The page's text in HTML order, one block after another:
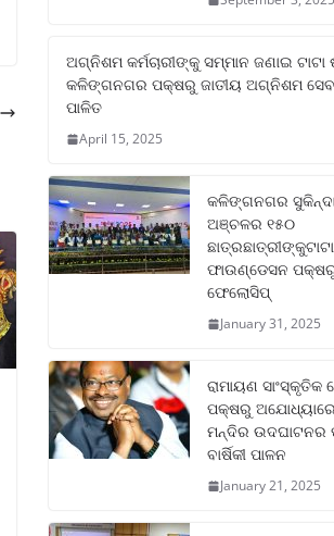
ଅଗ୍ନିଶମ କର୍ମଚାରୀଙ୍କୁ ସମ୍ମାନ ଜଣାଇ
କଳିଙ୍ଗନଗର ପକ୍ଷରୁ ଜାତୀୟ ଅଗ୍ନିଶମ
ପାଳିତ
April 15, 2025
କଳିଙ୍ଗନଗର
ଅଞ୍ଚଳର ୧୫୦
ଫାଉଣ୍ଡେସନ
ଫେଲୋସିପ୍‌
January 31, 2025
ରାମାୟଣ ସାଂସ୍କୃତିକ
ପକ୍ଷରୁ ଅଯୋଧ୍ୟାରେ
ମନ୍ଦିର ଉଦଘାଟନର
ବାର୍ଷିକୀ ପାଳନ
January 21, 2025